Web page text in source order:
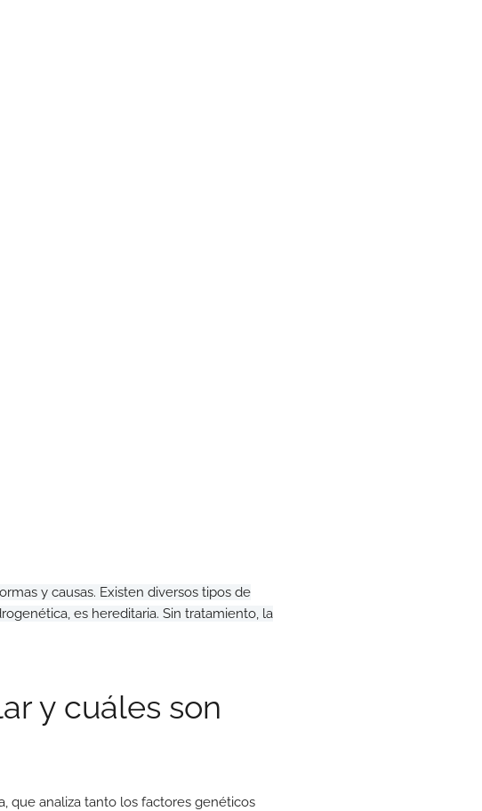
y causas. Existen diversos tipos de
es hereditaria. Sin tratamiento, la
y cuáles son
que analiza tanto los factores genéticos